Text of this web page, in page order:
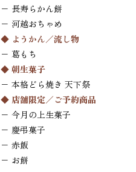
− 長寿らかん餅
− 河越おちゃめ
◆ ようかん／流し物
− 葛もち
◆ 朝生菓子
− 本格どら焼き 天下祭
◆ 店舗限定／ご予約商品
− 今月の上生菓子
− 慶弔菓子
− 赤飯
− お餅